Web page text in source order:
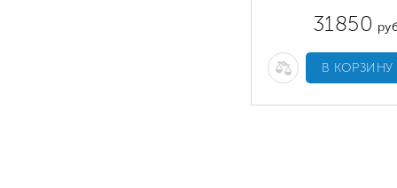
31850
В КОРЗИНУ